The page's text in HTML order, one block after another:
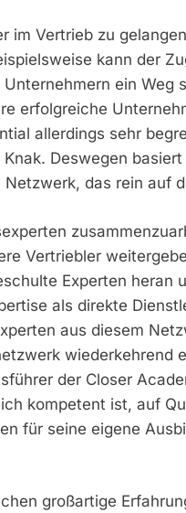
im Vertrieb zu
kann der
ein Weg
erfolgreiche
allerdings sehr
Deswegen
das rein auf
Vertriebler
Experten heran
als direkte
aus diesem
wiederkehrend
der Closer
kompetent ist, auf
für seine eigene
großartige